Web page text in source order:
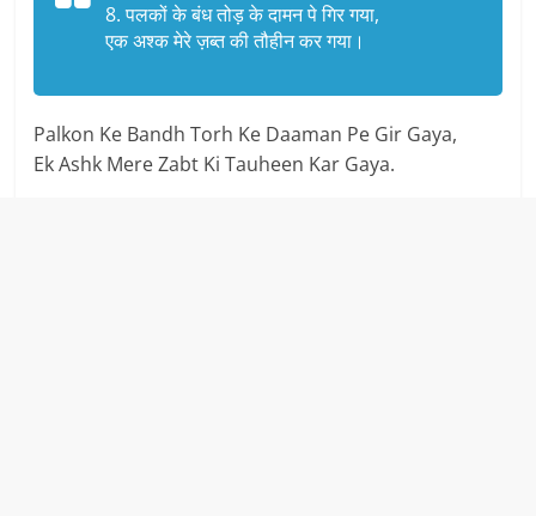
8. पलकों के बंध तोड़ के दामन पे गिर गया,
एक अश्क मेरे ज़ब्त की तौहीन कर गया।
Palkon Ke Bandh Torh Ke Daaman Pe Gir Gaya,
Ek Ashk Mere Zabt Ki Tauheen Kar Gaya.